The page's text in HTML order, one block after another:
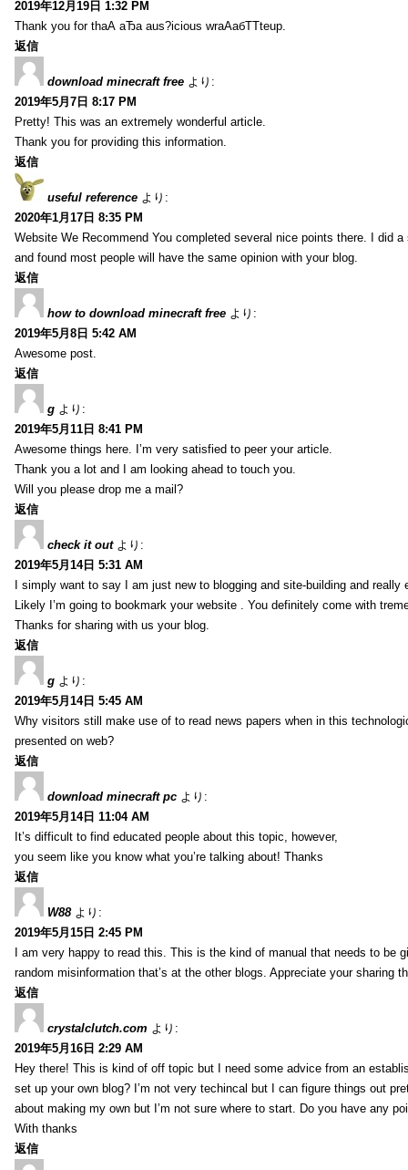
2019年12月19日 1:32 PM
Thank you for thаА аЂа aus?icious wrаАабТТteup.
返信
download minecraft free より:
2019年5月7日 8:17 PM
Pretty! This was an extremely wonderful article.
Thank you for providing this information.
返信
useful reference より:
2020年1月17日 8:35 PM
Website We Recommend You completed several nice points there. I did
and found most people will have the same opinion with your blog.
返信
how to download minecraft free より:
2019年5月8日 5:42 AM
Awesome post.
返信
g より:
2019年5月11日 8:41 PM
Awesome things here. I’m very satisfied to peer your article.
Thank you a lot and I am looking ahead to touch you.
Will you please drop me a mail?
返信
check it out より:
2019年5月14日 5:31 AM
I simply want to say I am just new to blogging and site-building and really
Likely I’m going to bookmark your website . You definitely come with
Thanks for sharing with us your blog.
返信
g より:
2019年5月14日 5:45 AM
Why visitors still make use of to read news papers when in this
presented on web?
返信
download minecraft pc より:
2019年5月14日 11:04 AM
It’s difficult to find educated people about this topic, however,
you seem like you know what you’re talking about! Thanks
返信
W88 より:
2019年5月15日 2:45 PM
I am very happy to read this. This is the kind of manual that needs to be
random misinformation that’s at the other blogs. Appreciate your sharing
返信
crystalclutch.com より:
2019年5月16日 2:29 AM
Hey there! This is kind of off topic but I need some advice from an
set up your own blog? I’m not very techincal but I can figure things out
about making my own but I’m not sure where to start. Do you have any
With thanks
返信